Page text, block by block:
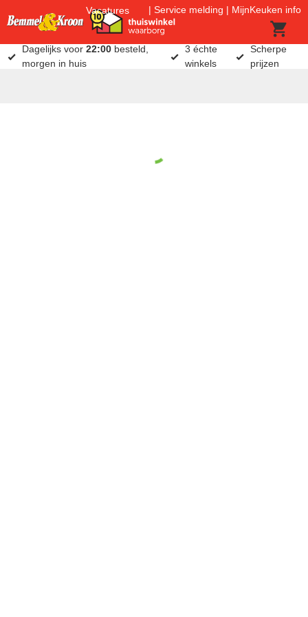
Vacatures Service melding MijnKeuken info
Dagelijks voor22:00 besteld,
morgen in huis
3 échte
winkels
Scherpe
prijzen